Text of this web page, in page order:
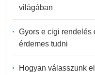
világában
Gyors e cigi rendelés
érdemes tudni
Hogyan válasszunk